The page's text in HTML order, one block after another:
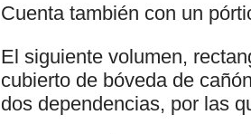
Cuenta también con un
El siguiente volumen,
cubierto de bóveda de
dos dependencias, por las